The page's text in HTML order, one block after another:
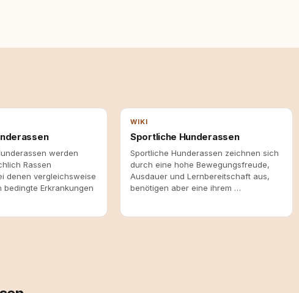
werden
Rassen
denen vergleichsweise
bedingte Erkrankungen
WIKI
Sportliche Hunderassen
Sportliche Hunderassen zeichnen sich
durch eine hohe Bewegungsfreude,
Ausdauer und Lernbereitschaft aus,
benötigen aber eine ihrem …